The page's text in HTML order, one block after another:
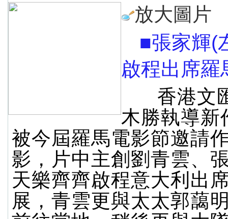
放大圖片
■張家輝(
啟程出席羅
香港文
木勝執導新
被今屆羅馬電影節邀請
影，片中主創劉青雲、
天樂齊齊啟程意大利出
展，青雲更與太太郭藹